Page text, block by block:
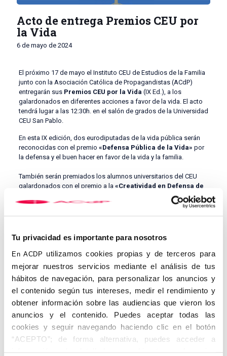
Tu privacidad es importante para nosotros
En ACDP utilizamos cookies propias y de terceros para
mejorar nuestros servicios mediante el análisis de tus
hábitos de navegación, para personalizar los anuncios y
el contenido según tus intereses, medir el rendimiento y
obtener información sobre las audiencias que vieron los
anuncios y el contenido. Puedes aceptar todas las
cookies y seguir navegando haciendo clic en el botón
“ACEPTO”; de forma alternativa, puedes acceder a
información más detallada y cambiar tus preferencias
Acto de entrega Premios CEU por
la Vida
6 de mayo de 2024
El próximo 17 de mayo el Instituto CEU de Estudios de la Familia
junto con la Asociación Católica de Propagandistas (ACdP)
entregarán sus Premios CEU por la Vida (IX Ed.), a los
galardonados en diferentes acciones a favor de la vida. El acto
tendrá lugar a las 12:30h. en el salón de grados de la Universidad
CEU San Pablo.
En esta IX edición, dos eurodiputadas de la vida pública serán
reconocidas con el premio «Defensa Pública de la Vida» por
la defensa y el buen hacer en favor de la vida y la familia.
También serán premiados los alumnos universitarios del CEU
galardonados con el premio a la «Creatividad en Defensa de